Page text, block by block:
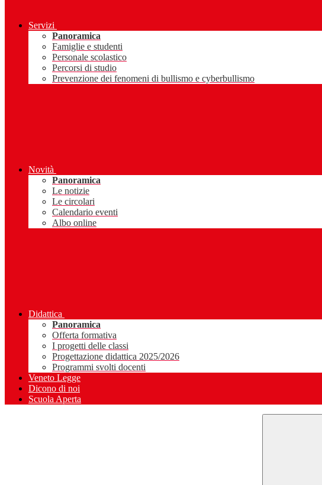
Servizi
Panoramica
Famiglie e studenti
Personale scolastico
Percorsi di studio
Prevenzione dei fenomeni di bullismo e cyberbullismo
Novità
Panoramica
Le notizie
Le circolari
Calendario eventi
Albo online
Didattica
Panoramica
Offerta formativa
I progetti delle classi
Progettazione didattica 2025/2026
Programmi svolti docenti
Veneto Legge
Dicono di noi
Scuola Aperta